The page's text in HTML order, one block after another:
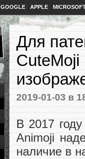
GOOGLE APPLE
Для
2019-01-03 в
В 2017
Animoji
наличие в